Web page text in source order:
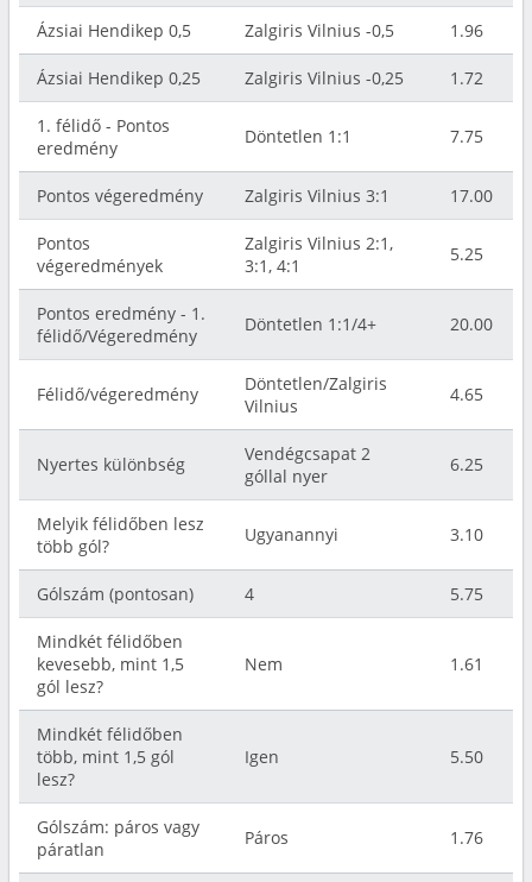
Ázsiai Hendikep 0,5 Zalgiris Vilnius -0,5 1.96
Ázsiai Hendikep 0,25 Zalgiris Vilnius -0,25 1.72
1. félidő - Pontos
eredmény
Döntetlen 1:1 7.75
Pontos végeredmény Zalgiris Vilnius 3:1 17.00
Pontos
végeredmények
Zalgiris Vilnius 2:1,
3:1, 4:1
5.25
Pontos eredmény - 1.
félidő/Végeredmény
Döntetlen 1:1/4+ 20.00
Félidő/végeredmény
Döntetlen/Zalgiris
Vilnius
4.65
Nyertes különbség
Vendégcsapat 2
góllal nyer
6.25
Melyik félidőben lesz
több gól?
Ugyanannyi 3.10
Gólszám (pontosan) 4 5.75
Mindkét félidőben
kevesebb, mint 1,5
gól lesz?
Nem 1.61
Mindkét félidőben
több, mint 1,5 gól
lesz?
Igen 5.50
Gólszám: páros vagy
páratlan
Páros 1.76